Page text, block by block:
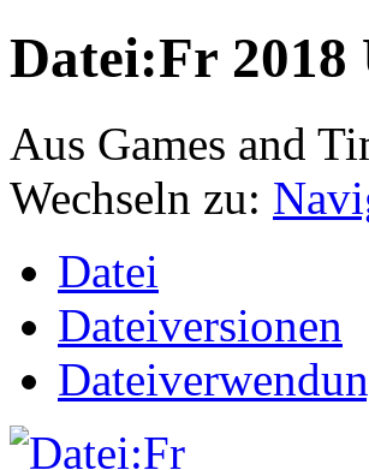
Datei:Fr 2018
Aus Games and
Wechseln zu:
Datei
Dateiversionen